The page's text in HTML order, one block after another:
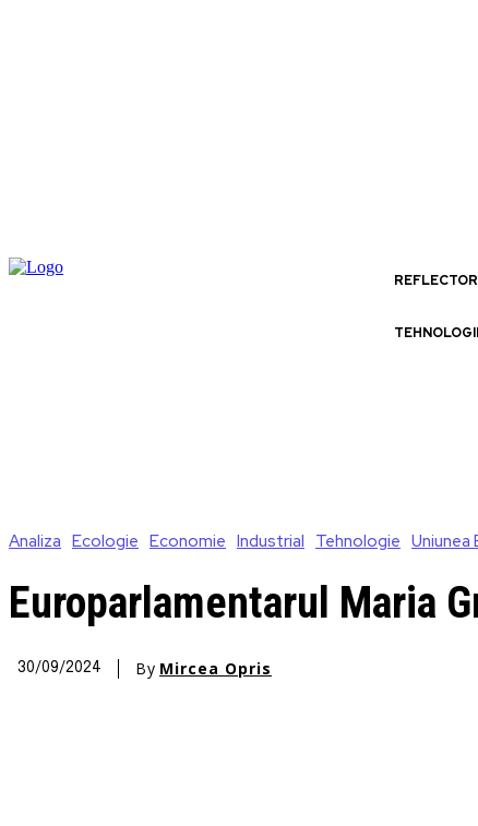
REFLECTOR
Analiza Ecologie Economie Industrial Tehnologie Uniunea
Europarlamentarul Maria
30/09/2024 By Mircea Opris